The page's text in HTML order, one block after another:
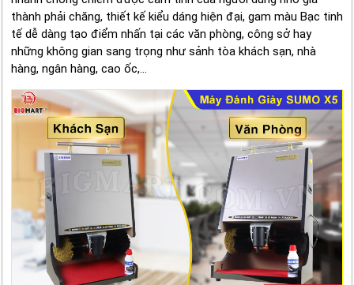
thành phải chăng, thiết kế kiểu dáng hiện đại, gam màu Bạc tinh
tế dễ dàng tạo điểm nhấn tại các văn phòng, công sở hay
những không gian sang trọng như sảnh tòa khách sạn, nhà
hàng, ngân hàng, cao ốc,...